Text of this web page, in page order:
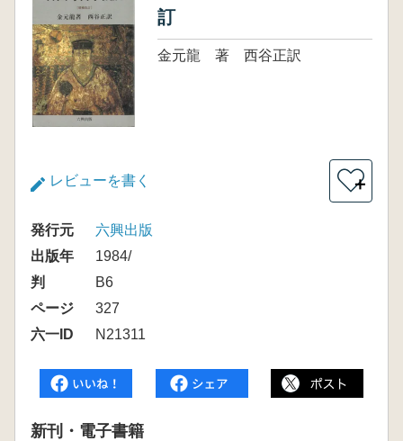
訂
金元龍 著 西谷正訳
レビューを書く ＋
発行元
六興出版
出版年
1984/
判
B6
ページ
327
六一ID
N21311
新刊・電子書籍